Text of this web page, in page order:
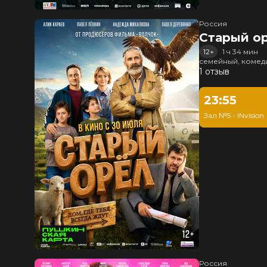
Россия
Старый
12+
1 ч 34 мин
семейный,
1 отзыв
23:55
Зал №5 - INvision
Россия